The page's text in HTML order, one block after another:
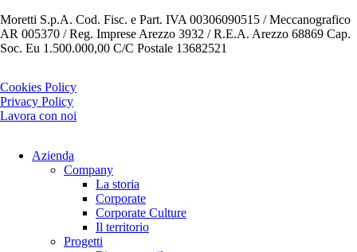
Moretti S.p.A. Cod. Fisc. e Part. IVA 00306090515 / Meccanografico
AR 005370 / Reg. Imprese Arezzo 3932 / R.E.A. Arezzo 68869 Cap.
Soc. Eu 1.500.000,00 C/C Postale 13682521
Cookies Policy
Privacy Policy
Lavora con noi
Azienda
Company
La storia
Corporate
Corporate Culture
Il territorio
Progetti